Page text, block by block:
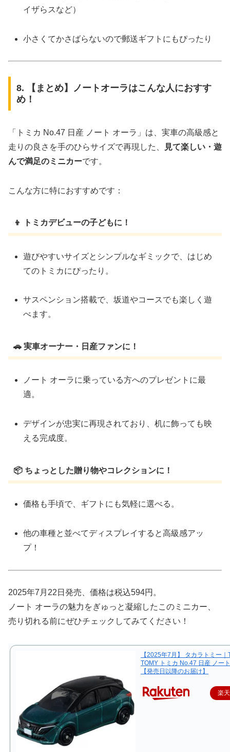
イザらスなど）
小さくてかさばらないので郵送ギフトにもぴったり
8. 【まとめ】ノートオーラはこんな人におすす
め！
「トミカ No.47 日産 ノート オーラ」は、実車の高級感と
走りの良さを手のひらサイズで再現した、
見て楽しい・遊
んで満足のミニカーです。
こんな方に特におすすめです：
👦 トミカデビューの子どもに！
遊びやすいサイズとシンプルなギミックで、はじめ
てのトミカにぴったり。
サスペンション搭載で、坂道やコースでも楽しく遊
べます。
🚗 実車オーナー・日産ファンに！
ノート オーラに乗っている方へのプレゼントに最
適。
デザインが忠実に再現されており、机に飾っても映
える完成度。
📦 ちょっとした贈り物やコレクションに！
価格も手頃で、ギフトにも気軽に選べる。
他の車種と並べてディスプレイすると高級感アッ
プ！
2025年7月22日発売、価格は税込594円。
ノート オーラの魅力をぎゅっと凝縮したこのミニカー、
売り切れる前にぜひチェックしてみてください！
【2025年7月】 タカラトミー｜
TOMY トミカ No.47 日産 ノー
【発売日以降のお届け】
楽